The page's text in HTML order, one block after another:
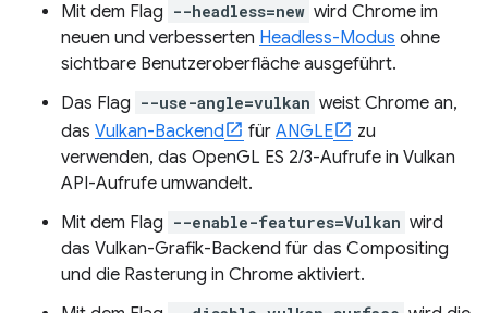
Mit dem Flag --headless=new wird Chrome im
neuen und verbesserten Headless-Modus ohne
sichtbare Benutzeroberfläche ausgeführt.
Das Flag --use-angle=vulkan weist Chrome an,
das Vulkan-Backend für ANGLE
zu
verwenden, das OpenGL ES 2/3-Aufrufe in Vulkan
API-Aufrufe umwandelt.
Mit dem Flag --enable-features=Vulkan wird
das Vulkan-Grafik-Backend für das Compositing
und die Rasterung in Chrome aktiviert.